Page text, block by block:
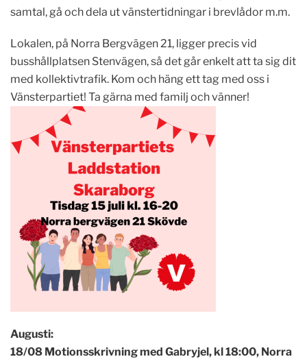
samtal, gå och dela ut vänstertidningar i brevlådor m.m.
Lokalen, på Norra Bergvägen 21, ligger precis vid
busshållplatsen Stenvägen, så det går enkelt att ta sig dit
med kollektivtrafik. Kom och häng ett tag med oss i
Vänsterpartiet! Ta gärna med familj och vänner!
Augusti:
18/08 Motionsskrivning med Gabryjel, kl 18:00, Norra